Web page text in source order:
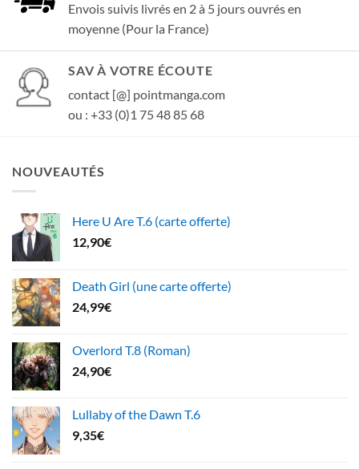
Envois suivis livrés en 2 à 5 jours ouvrés en
moyenne (Pour la France)
SAV À VOTRE ÉCOUTE
contact [@] pointmanga.com
ou : +33 (0)1 75 48 85 68
NOUVEAUTÉS
Here U Are T.6 (carte offerte)
12,90€
Death Girl (une carte offerte)
24,99€
Overlord T.8 (Roman)
24,90€
Lullaby of the Dawn T.6
9,35€